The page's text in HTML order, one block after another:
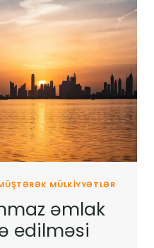
MÜLKIYYƏTLƏR
əmlak
edilməsi